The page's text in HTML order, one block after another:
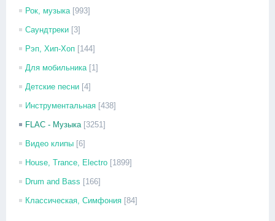
Рок, музыка [993]
Саундтреки [3]
Рэп, Хип-Хоп [144]
Для мобильника [1]
Детские песни [4]
Инструментальная [438]
FLAC - Музыка [3251]
Видео клипы [6]
House, Trance, Electro [1899]
Drum and Bass [166]
Классическая, Симфония [84]